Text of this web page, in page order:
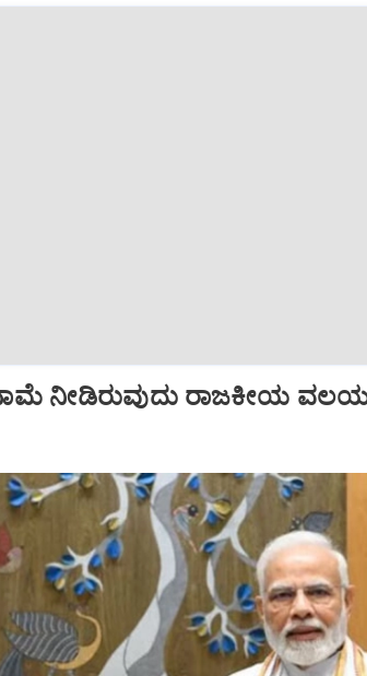
ನೀಡಿರುವುದು ರಾಜಕೀಯ